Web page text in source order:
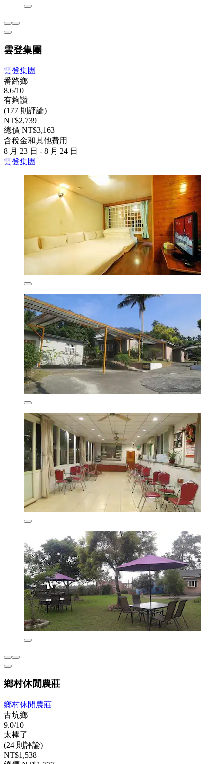
雲登集團
雲登集團
番路鄉
8.6/10
有夠讚
(177 則評論)
NT$2,739
總價 NT$3,163
含稅金和其他費用
8 月 23 日 - 8 月 24 日
雲登集團
鄉村休閒農莊
鄉村休閒農莊
古坑鄉
9.0/10
太棒了
(24 則評論)
NT$1,538